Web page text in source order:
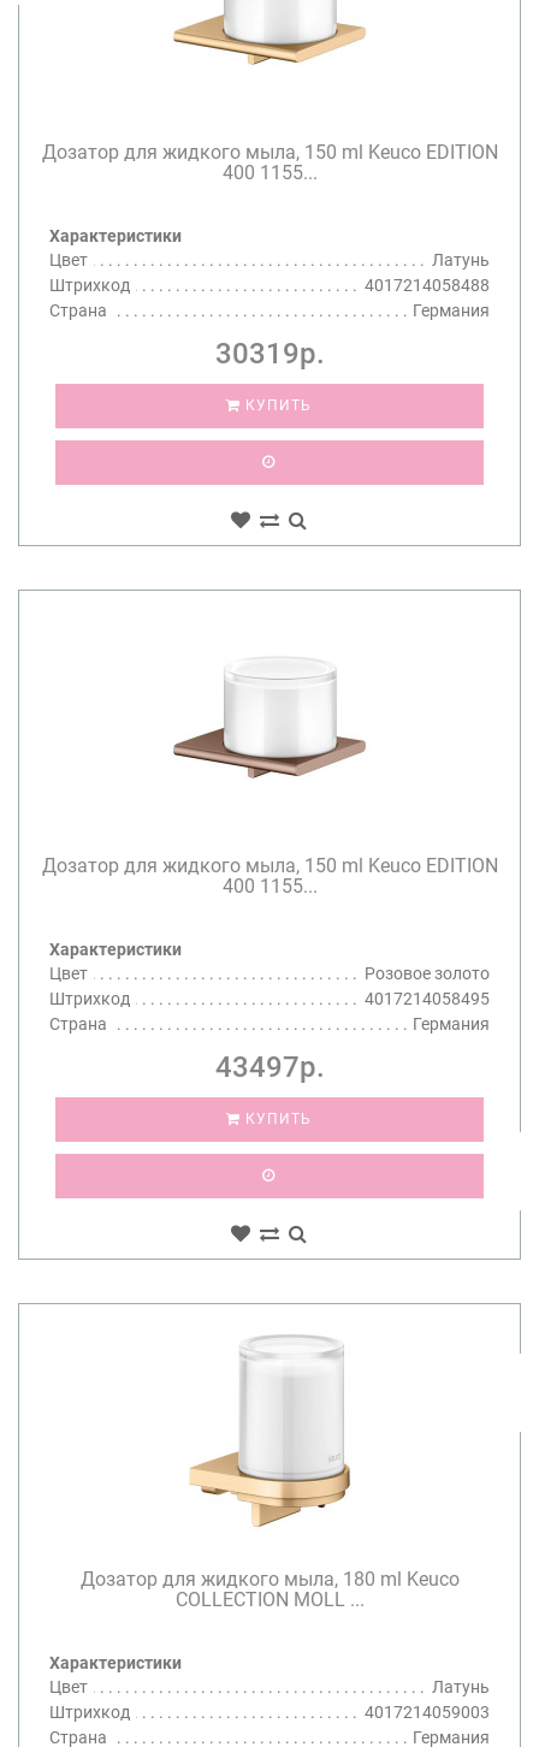
Дозатор для жидкого мыла, 150 ml Keuco EDITION
400 1155...
Характеристики
Цвет
Латунь
Штрихкод
4017214058488
Страна
Германия
30319р.
КУПИТЬ
Дозатор для жидкого мыла, 150 ml Keuco EDITION
400 1155...
Характеристики
Цвет
Розовое золото
Штрихкод
4017214058495
Страна
Германия
43497р.
КУПИТЬ
Дозатор для жидкого мыла, 180 ml Keuco
COLLECTION MOLL ...
Характеристики
Цвет
Латунь
Штрихкод
4017214059003
Страна
Германия